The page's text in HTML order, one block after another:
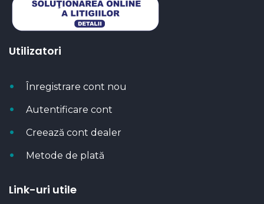
Utilizatori
Înregistrare cont nou
Autentificare cont
Creează cont dealer
Metode de plată
Link-uri utile